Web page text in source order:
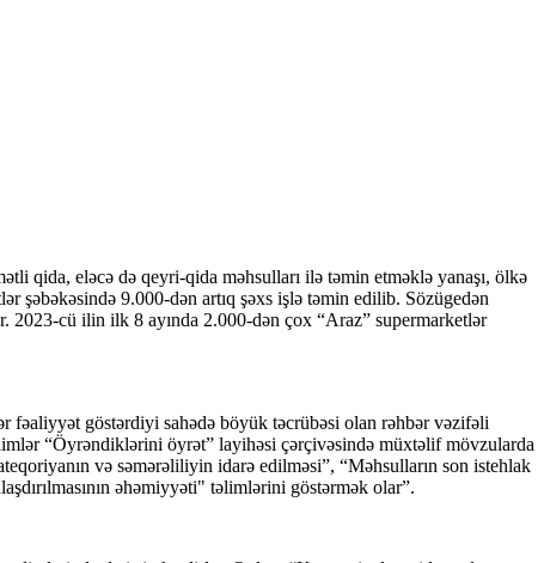
qida, eləcə də qeyri-qida məhsulları ilə təmin etməklə yanaşı, ölkə
şəbəkəsində 9.000-dən artıq şəxs işlə təmin edilib. Sözügedən
2023-cü ilin ilk 8 ayında 2.000-dən çox “Araz” supermarketlər
fəaliyyət göstərdiyi sahədə böyük təcrübəsi olan rəhbər vəzifəli
“Öyrəndiklərini öyrət” layihəsi çərçivəsində müxtəlif mövzularda
və səmərəliliyin idarə edilməsi”, “Məhsulların son istehlak
əhəmiyyəti" təlimlərini göstərmək olar”.